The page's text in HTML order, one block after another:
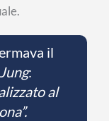
il
:
al